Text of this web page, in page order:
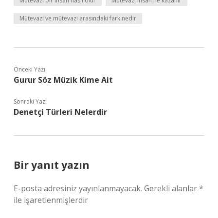
Mütevazi ve mütevazı arasındaki fark nedir
Önceki Yazı
Gurur Söz Müzik Kime Ait
Sonraki Yazı
Denetçi Türleri Nelerdir
Bir yanıt yazın
E-posta adresiniz yayınlanmayacak. Gerekli alanlar*
ile işaretlenmişlerdir